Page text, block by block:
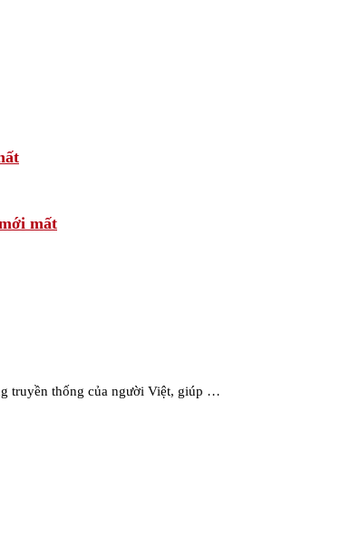
mất
truyền thống của người Việt, giúp …